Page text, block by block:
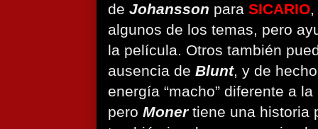
de Johansson para SICARIO
algunos de los temas, pero
la película. Otros también
ausencia de Blunt, y de
energía “macho” diferente a
pero Monertiene una historia